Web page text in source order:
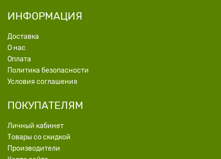
ИНФОРМАЦИЯ
Доставка
О нас
Оплата
Политика безопасности
Условия соглашения
ПОКУПАТЕЛЯМ
Личный кабинет
Товары со скидкой
Производители